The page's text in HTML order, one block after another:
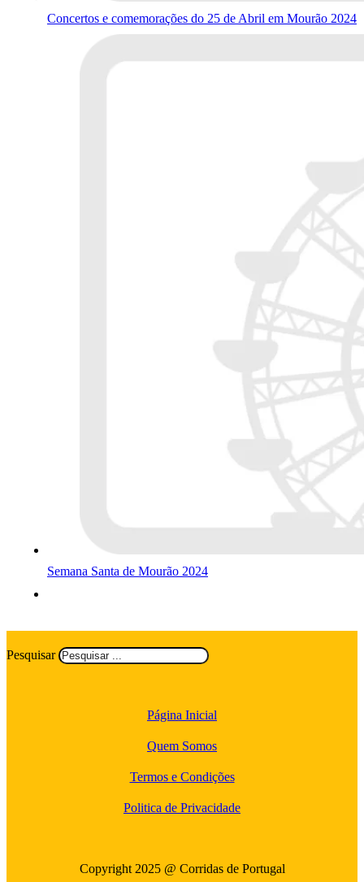
Concertos e comemorações do 25 de Abril em Mourão 2024
Semana Santa de Mourão 2024
Pesquisar
Página Inicial
Quem Somos
Termos e Condições
Politica de Privacidade
Copyright 2025 @ Corridas de Portugal